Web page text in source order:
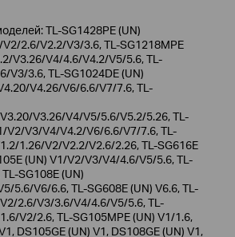
TL-SG1428PE (UN)
2.6/V2.2/V3/3.6, TL-SG1218MPE
V3.26/V4/4.6/V4.2/V5/5.6, TL-
V3/3.6, TL-SG1024DE (UN)
V4.26/V6/6.6/V7/7.6, TL-
V3.26/V4/V5/5.6/V5.2/5.26, TL-
V2/V3/V4/V4.2/V6/6.6/V7/7.6, TL-
1.26/V2/V2.2/V2.6/2.26, TL-SG616E
(UN) V1/V2/V3/V4/4.6/V5/5.6, TL-
SG108E (UN)
5.6/V6/6.6, TL-SG608E (UN) V6.6, TL-
2.6/V3/3.6/V4/4.6/V5/5.6, TL-
V2/2.6, TL-SG105MPE (UN) V1/1.6,
DS105GE (UN) V1, DS108GE (UN) V1,